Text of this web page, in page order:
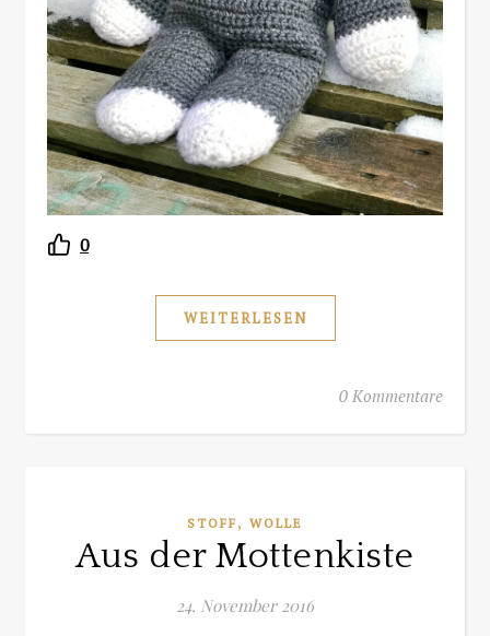
0
WEITERLESEN
0 Kommentare
STOFF , WOLLE
Aus der Mottenkiste
24. November 2016